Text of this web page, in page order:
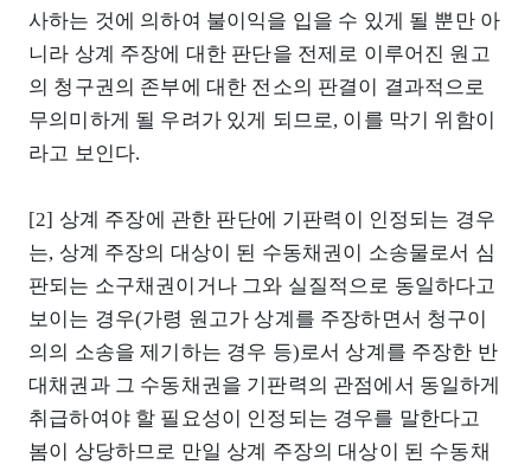
사하는 것에 의하여 불이익을 입을 수 있게 될 뿐만 아
니라 상계 주장에 대한 판단을 전제로 이루어진 원고
의 청구권의 존부에 대한 전소의 판결이 결과적으로
무의미하게 될 우려가 있게 되므로, 이를 막기 위함이
라고 보인다.
[2] 상계 주장에 관한 판단에 기판력이 인정되는 경우
는, 상계 주장의 대상이 된 수동채권이 소송물로서 심
판되는 소구채권이거나 그와 실질적으로 동일하다고
보이는 경우(가령 원고가 상계를 주장하면서 청구이
의의 소송을 제기하는 경우 등)로서 상계를 주장한 반
대채권과 그 수동채권을 기판력의 관점에서 동일하게
취급하여야 할 필요성이 인정되는 경우를 말한다고
봄이 상당하므로 만일 상계 주장의 대상이 된 수동채